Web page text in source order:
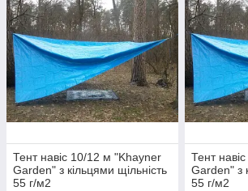
Тент навіс 10/12 м "Khayner
Garden" з кільцями щільність
55 г/м2
Тент
Garden" з
55 г/м2